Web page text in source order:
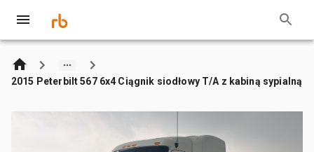
2015 Peterbilt 567 6x4 Ciągnik siodłowy T/A z kabiną sypialną